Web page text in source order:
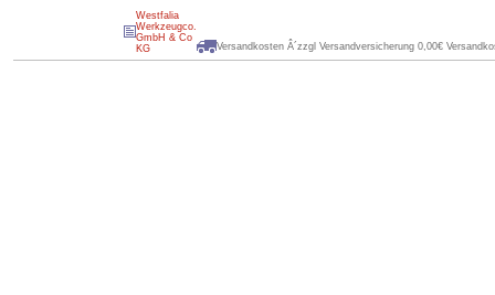
Westfalia
Werkzeugco.
GmbH & Co
KG
Versandkosten Â´zzgl Versandversicherung 0,00€